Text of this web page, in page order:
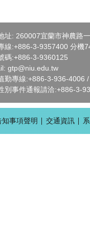
址: 260007宜蘭市神農路
線:+886-3-9357400 分機
碼:+886-3-9360125
gtp@niu.edu.tw
勤專線:+886-3-936-4006
別事件通報請洽:+886-3-
事項聲明 交通資訊